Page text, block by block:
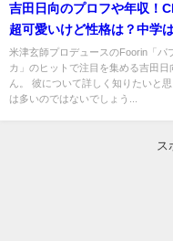
吉田日向のプロフや年収！
超可愛いけど性格は？中学は
こ？
米津玄師プロデュースのFoorin「パ
カ」のヒットで注目を集める吉田日
ん。 彼について詳しく知りたいと
は多いのではないでしょう...
ス